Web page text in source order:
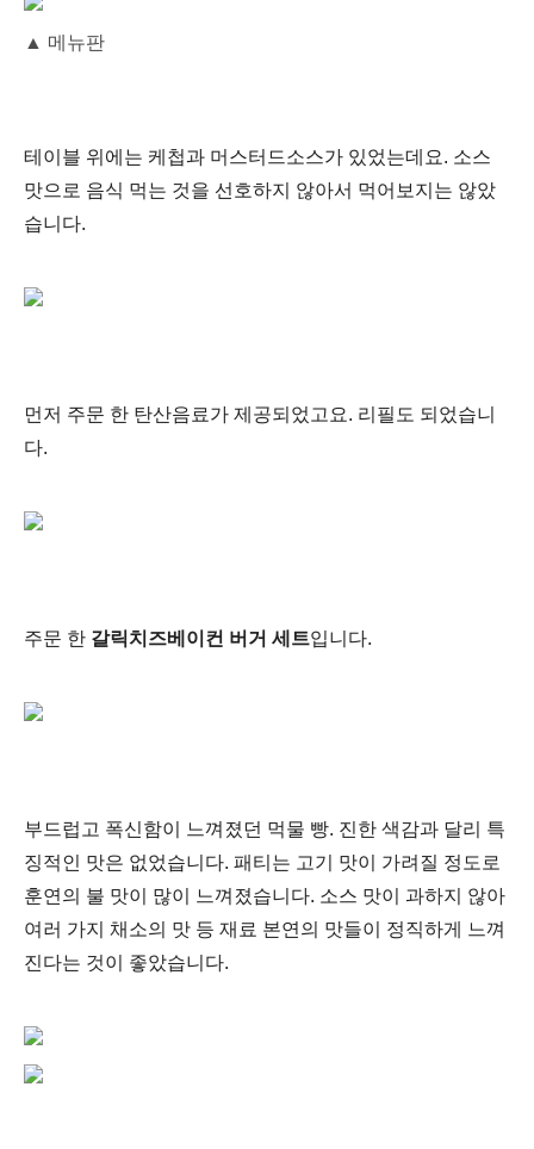
▲ 메뉴판
테이블 위에는 케첩과 머스터드소스가 있었는데요. 소스
맛으로 음식 먹는 것을 선호하지 않아서 먹어보지는 않았
습니다.
먼저 주문 한 탄산음료가 제공되었고요. 리필도 되었습니
다.
주문 한 갈릭치즈베이컨 버거 세트입니다.
부드럽고 폭신함이 느껴졌던 먹물 빵. 진한 색감과 달리 특
징적인 맛은 없었습니다. 패티는 고기 맛이 가려질 정도로
훈연의 불 맛이 많이 느껴졌습니다. 소스 맛이 과하지 않아
여러 가지 채소의 맛 등 재료 본연의 맛들이 정직하게 느껴
진다는 것이 좋았습니다.